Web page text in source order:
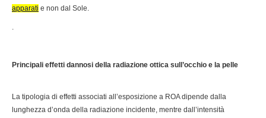
apparati e non dal Sole.
.
Principali effetti dannosi della radiazione ottica sull’occhio e la pelle
La tipologia di effetti associati all’esposizione a ROA dipende dalla
lunghezza d’onda della radiazione incidente, mentre dall’intensità